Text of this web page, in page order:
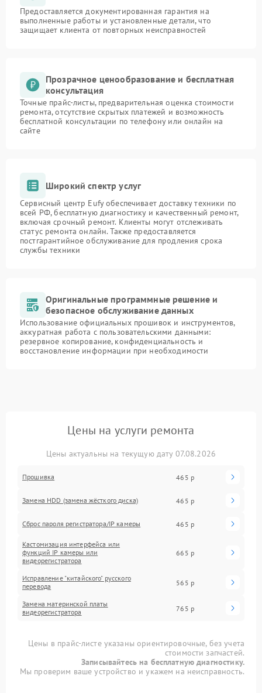
Предоставляется документированная гарантия на
выполненные работы и установленные детали, что
защищает клиента от повторных неисправностей
Прозрачное ценообразование и бесплатная
консультация
Точные прайс-листы, предварительная оценка стоимости
ремонта, отсутствие скрытых платежей и возможность
бесплатной консультации по телефону или онлайн на
сайте
Широкий спектр услуг
Сервисный центр Eufy обеспечивает доставку техники по
всей РФ, бесплатную диагностику и качественный ремонт,
включая срочный ремонт. Клиенты могут отслеживать
статус ремонта онлайн. Также предоставляется
постгарантийное обслуживание для продления срока
службы техники
Оригинальные программные решение и
безопасное обслуживание данных
Использование официальных прошивок и инструментов,
аккуратная работа с пользовательскими данными:
резервное копирование, конфиденциальность и
восстановление информации при необходимости
Цены на услуги ремонта
Цены актуальны на текущую дату 07.08.2026
Прошивка 465 р
Замена HDD (замена жёсткого диска) 465 р
Сброс пароля регистратора/IP камеры 465 р
Кастомизация интерфейса или
функций IP камеры или
видеорегистратора
665 р
Исправление "китайского" русского
перевода
565 р
Замена материнской платы
видеорегистратора
765 р
Цены в прайс-листе указаны ориентировочные, без учета
стоимости запчастей.
Записывайтесь на бесплатную диагностику.
Мы проверим ваше устройство и укажем на неисправность.